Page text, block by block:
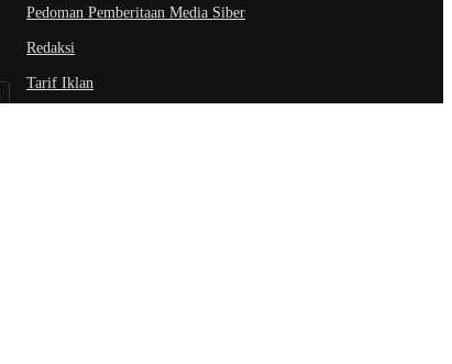
Pedoman Pemberitaan Media Siber
Redaksi
Tarif Iklan